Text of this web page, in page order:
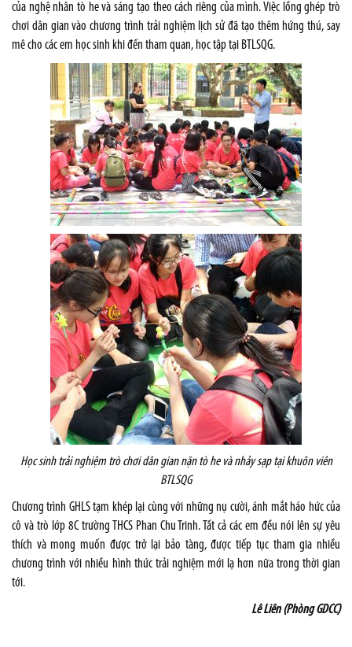
của nghệ nhân tò he và sáng tạo theo cách riêng của mình. Việc lồng ghép trò
chơi dân gian vào chương trình trải nghiệm lịch sử đã tạo thêm hứng thú, say
mê cho các em học sinh khi đến tham quan, học tập tại BTLSQG.
Học sinh trải nghiệm trò chơi dân gian nặn tò he và nhảy sạp tại khuôn viên
BTLSQG
Chương trình GHLS tạm khép lại cùng với những nụ cười, ánh mắt háo hức của
cô và trò lớp 8C trường THCS Phan Chu Trinh. Tất cả các em đều nói lên sự yêu
thích và mong muốn được trở lại bảo tàng, được tiếp tục tham gia nhiều
chương trình với nhiều hình thức trải nghiệm mới lạ hơn nữa trong thời gian
tới.
Lê Liên (Phòng GDCC)